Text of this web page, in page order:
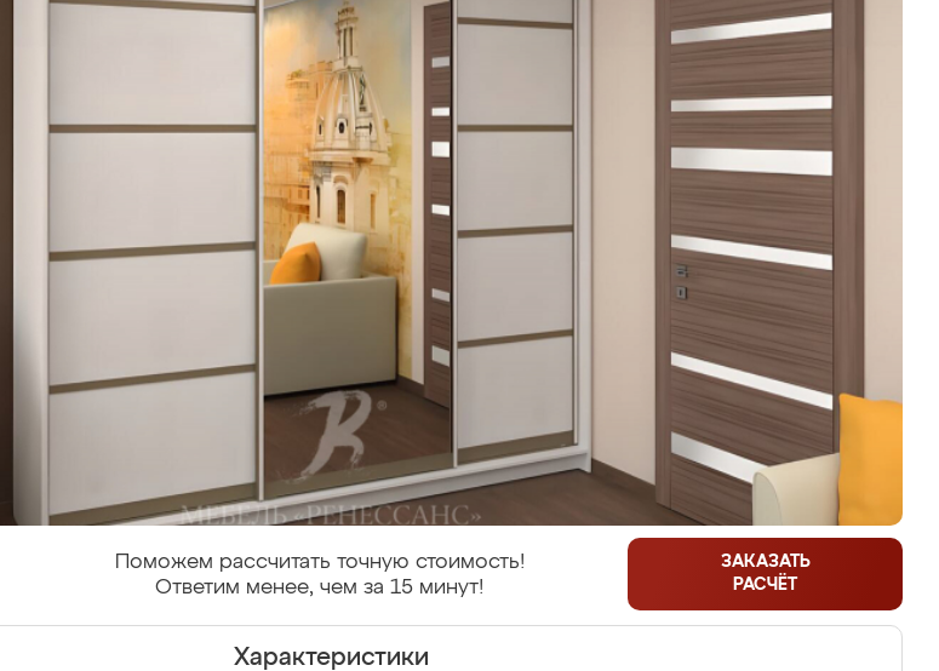
Поможем рассчитать точную стоимость!
Ответим менее, чем за 15 минут!
ЗАКАЗАТЬ
РАСЧЁТ
Характеристики